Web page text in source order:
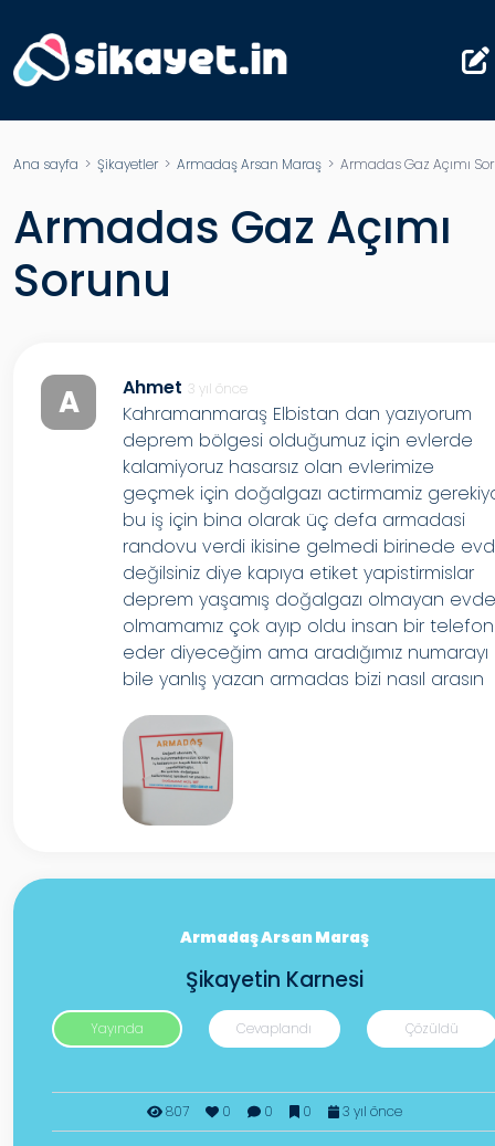
Ana sayfa > Şikayetler> Armadaş Arsan Maraş > Armadas Gaz Açımı
Armadas Gaz Açımı
Sorunu
A Ahmet 3 yıl önce
Kahramanmaraş Elbistan dan yazıyorum
deprem bölgesi olduğumuz için evlerde
kalamiyoruz hasarsız olan evlerimize
geçmek için doğalgazı actirmamiz
bu iş için bina olarak üç defa armadasi
randovu verdi ikisine gelmedi birinede
değilsiniz diye kapıya etiket yapistirmislar
deprem yaşamış doğalgazı olmayan
olmamamız çok ayıp oldu insan bir telefon
eder diyeceğim ama aradığımız numarayı
bile yanlış yazan armadas bizi nasıl arasın
Armadaş Arsan Maraş
Şikayetin Karnesi
Yayında Cevaplandı Çözüldü
807 0 0 0 3 yıl önce